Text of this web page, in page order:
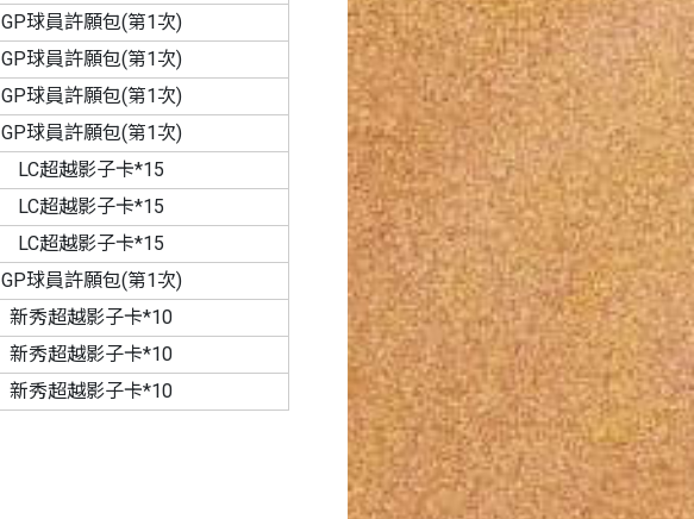
GP球員許願包(第1次)
GP球員許願包(第1次)
GP球員許願包(第1次)
GP球員許願包(第1次)
LC超越影子卡*15
LC超越影子卡*15
LC超越影子卡*15
GP球員許願包(第1次)
新秀超越影子卡*10
新秀超越影子卡*10
新秀超越影子卡*10